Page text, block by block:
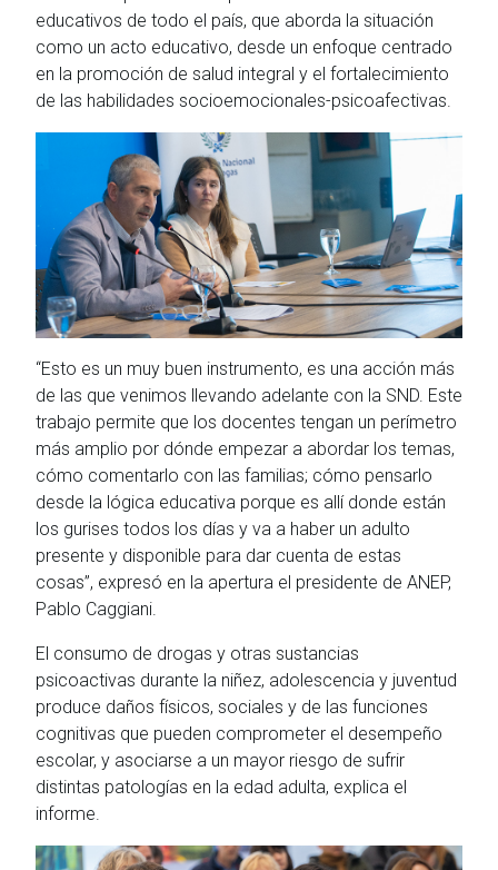
educativos de todo el país, que aborda la situación
como un acto educativo, desde un enfoque centrado
en la promoción de salud integral y el fortalecimiento
de las habilidades socioemocionales-psicoafectivas.
“Esto es un muy buen instrumento, es una acción más
de las que venimos llevando adelante con la SND. Este
trabajo permite que los docentes tengan un perímetro
más amplio por dónde empezar a abordar los temas,
cómo comentarlo con las familias; cómo pensarlo
desde la lógica educativa porque es allí donde están
los gurises todos los días y va a haber un adulto
presente y disponible para dar cuenta de estas
cosas”, expresó en la apertura el presidente de ANEP,
Pablo Caggiani.
El consumo de drogas y otras sustancias
psicoactivas durante la niñez, adolescencia y juventud
produce daños físicos, sociales y de las funciones
cognitivas que pueden comprometer el desempeño
escolar, y asociarse a un mayor riesgo de sufrir
distintas patologías en la edad adulta, explica el
informe.